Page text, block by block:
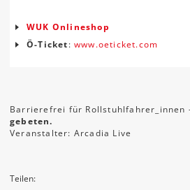
WUK Onlineshop
Ö-Ticket:www.oeticket.com
Barrierefrei für Rollstuhlfahrer_innen
gebeten.
Veranstalter: Arcadia Live
Teilen: